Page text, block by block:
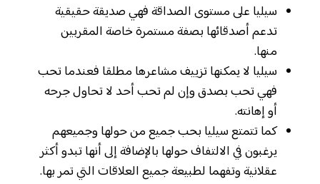
سيليا على مستوى الصداقة فهي صديقة حقيقية
تدعم أصدقائها بصفة مستمرة خاصة المقربين
منها.
سيليا لا يمكنها تزييف مشاعرها مطلقا فعندما تحب
فهي تحب بصدق وإن لم تحب أحد لا تحاول جرحه
أو إهانته.
كما تتمتع سيليا بحب جميع من حولها وجميعهم
يرغبون في الالتفاف حولها بالإضافة إلى أنها تبدو أكثر
عقلانية وتفهما لطبيعة جميع العلاقات التي تمر بها.